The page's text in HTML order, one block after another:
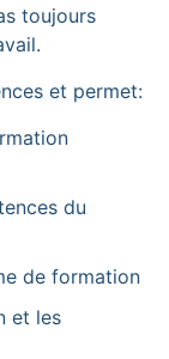
toujours
et permet:
du
de formation
et les